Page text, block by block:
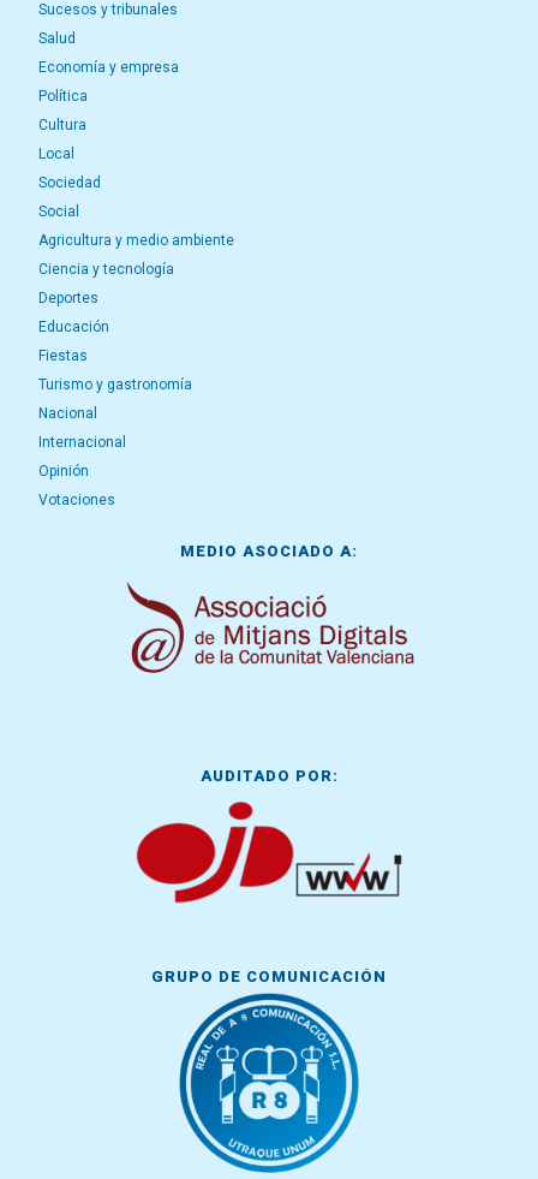
Sucesos y tribunales
Salud
Economía y empresa
Política
Cultura
Local
Sociedad
Social
Agricultura y medio ambiente
Ciencia y tecnología
Deportes
Educación
Fiestas
Turismo y gastronomía
Nacional
Internacional
Opinión
Votaciones
MEDIO ASOCIADO A:
AUDITADO POR:
GRUPO DE COMUNICACIÓN